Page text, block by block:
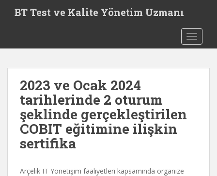
t
BT Test ve Kalite Yönetim Uzmanı
2023 ve Ocak 2024
tarihlerinde 2 oturum
şeklinde gerçekleştirilen
COBIT eğitimine ilişkin
sertifika
Arçelik IT Yönetişim faaliyetleri kapsamında organize